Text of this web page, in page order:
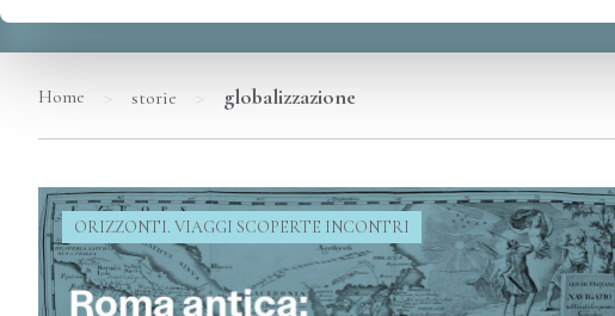
Home > storie > globalizzazione
ORIZZONTI. VIAGGI SCOPERTE INCONTRI